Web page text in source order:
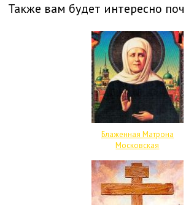
Также вам будет интересно
Блаженная Матрона
Московская